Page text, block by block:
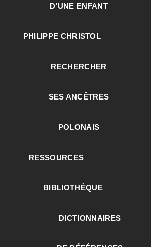
D’UNE ENFANT
PHILIPPE CHRISTOL
RECHERCHER
SES ANCÊTRES
POLONAIS
RESSOURCES
BIBLIOTHÈQUE
DICTIONNAIRES